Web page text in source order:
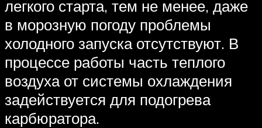
легкого старта, тем не менее, даже
в морозную погоду проблемы
холодного запуска отсутствуют. В
процессе работы часть теплого
воздуха от системы охлаждения
задействуется для подогрева
карбюратора.